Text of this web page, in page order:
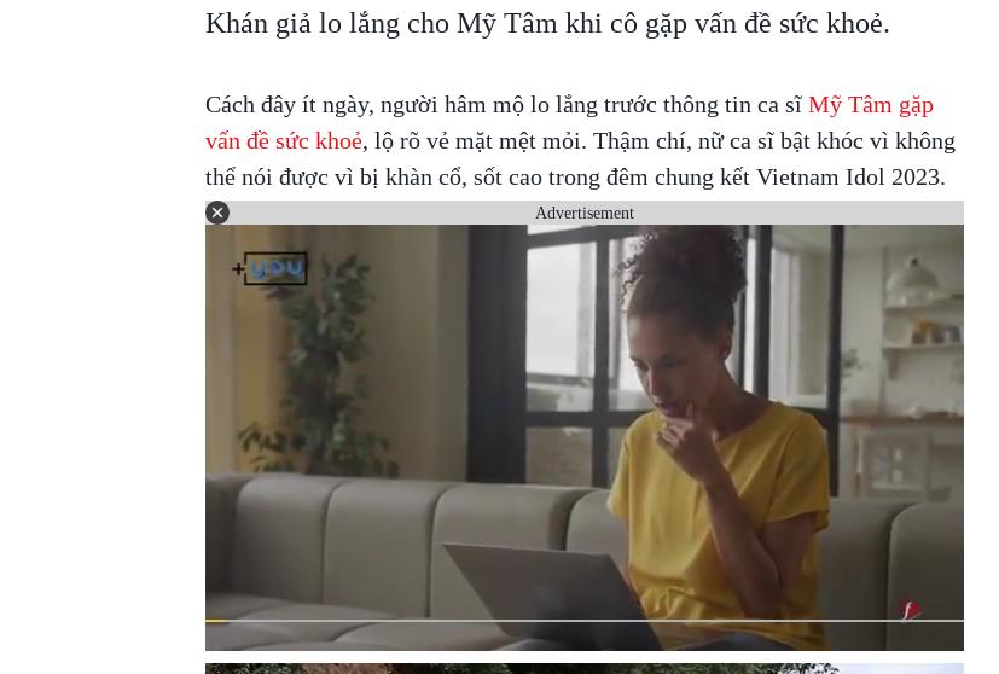
Khán giả lo lắng cho Mỹ Tâm khi cô gặp vấn đề sức khoẻ.
Cách đây ít ngày, người hâm mộ lo lắng trước thông tin ca sĩ Mỹ Tâm gặp
vấn đề sức khoẻ, lộ rõ vẻ mặt mệt mỏi. Thậm chí, nữ ca sĩ bật khóc vì không
thể nói được vì bị khàn cổ, sốt cao trong đêm chung kết Vietnam Idol 2023.
Advertisement